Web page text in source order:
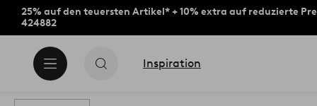
25% auf den teuersten Artikel* + 10% extra auf reduzierte
424882
Inspiration